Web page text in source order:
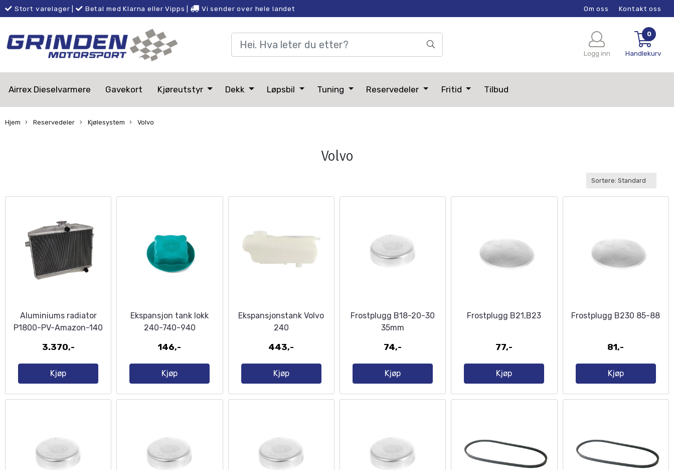
Stort varelager | Betal med Klarna eller Vipps | Vi sender over hele landet Om oss Kontakt oss
Logg inn
0
Handlekurv
Airrex Dieselvarmere Gavekort Kjøreutstyr Dekk Løpsbil Tuning Reservedeler Fritid Tilbud
Hjem Reservedeler Kjølesystem Volvo
Volvo
Aluminiums radiator
P1800-PV-Amazon-140
3.370,-
Kjøp
Ekspansjon tank lokk
240-740-940
146,-
Kjøp
Ekspansjonstank Volvo
240
443,-
Kjøp
Frostplugg B18-20-30
35mm
74,-
Kjøp
Frostplugg B21,B23
77,-
Kjøp
Frostplugg B230 85-88
81,-
Kjøp